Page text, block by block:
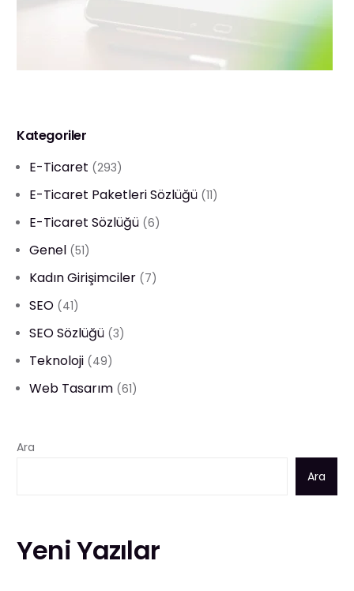
Kategoriler
E-Ticaret (293)
E-Ticaret Paketleri Sözlüğü (11)
E-Ticaret Sözlüğü (6)
Genel (51)
Kadın Girişimciler (7)
SEO (41)
SEO Sözlüğü (3)
Teknoloji (49)
Web Tasarım (61)
Ara
Ara
Yeni Yazılar